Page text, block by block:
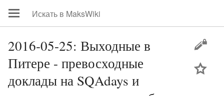
2016-05-25: Выходные в
Питере - превосходные
доклады на SQAdays и